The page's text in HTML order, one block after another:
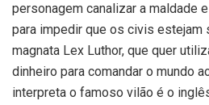
personagem canalizar a maldade
para impedir que os civis estejam
magnata Lex Luthor, que quer
dinheiro para comandar o mundo
interpreta o famoso vilão é o